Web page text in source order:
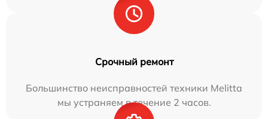
Срочный ремонт
Большинство неисправностей техники Melitta
мы устраняем в течение 2 часов.